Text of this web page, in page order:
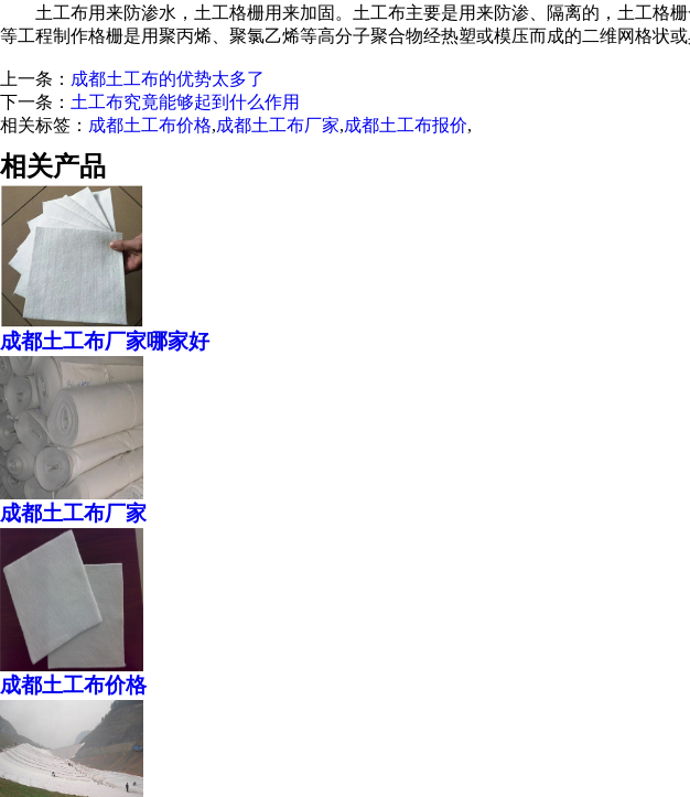
土工布用来防渗水，土工格栅用来加固。土工布主要是用来防渗、隔离的，土工格
等工程制作格栅是用聚丙烯、聚氯乙烯等高分子聚合物经热塑或模压而成的二维网格状
上一条： 成都土工布的优势太多了
下一条： 土工布究竟能够起到什么作用
相关标签： 成都土工布价格,成都土工布厂家,成都土工布报价,
相关产品
成都土工布厂家哪家好
成都土工布厂家
成都土工布价格